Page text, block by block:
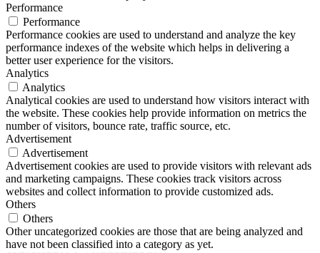
Performance
Performance
Performance cookies are used to understand and analyze the key
performance indexes of the website which helps in delivering a
better user experience for the visitors.
Analytics
Analytics
Analytical cookies are used to understand how visitors interact with
the website. These cookies help provide information on metrics the
number of visitors, bounce rate, traffic source, etc.
Advertisement
Advertisement
Advertisement cookies are used to provide visitors with relevant ads
and marketing campaigns. These cookies track visitors across
websites and collect information to provide customized ads.
Others
Others
Other uncategorized cookies are those that are being analyzed and
have not been classified into a category as yet.